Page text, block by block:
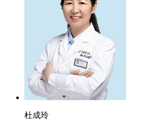
杜成玲